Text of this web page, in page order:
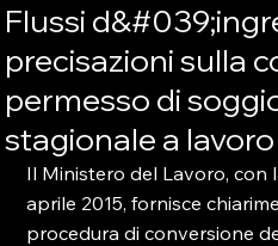
Flussi
precisazioni sulla
permesso di
stagionale a lavoro
Il Ministero del Lavoro, con
aprile 2015, fornisce
procedura di conversione